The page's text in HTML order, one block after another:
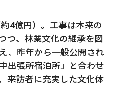
4億円）。工事は本来の
つ、林業文化の継承を図
、昨年から一般公開され
出張所宿泊所」と合わせ
来訪者に充実した文化体